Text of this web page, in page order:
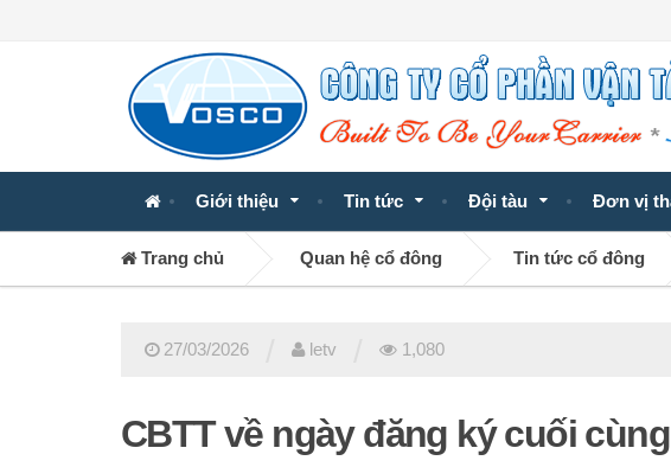
Giới thiệu Tin tức Đội tàu Đơn vị
Trang chủ Quan hệ cổ đông Tin tức cổ đông
27/03/2026 letv 1,080
CBTT về ngày đăng ký cuối